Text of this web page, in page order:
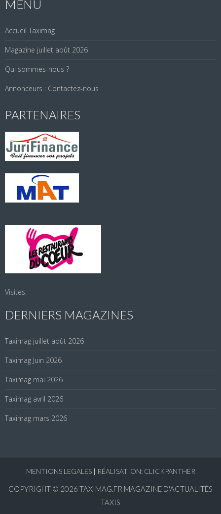
MENU
Accueil Taximag
Magazine juillet août 2026
Qui sommes-nous ?
Annonceurs : Contactez-nous
PARTENAIRES
Visites:
DERNIERS MAGAZINES
Taximag juillet août 2026
Taximag Juin 2026
Taximag mai 2026
Taximag avril 2026
Taximag mars 2026
MENTIONS LEGALES | RÉALISATION: CLICKPANTHER
COPYRIGHT © 2026 TAXIMAG.FR MAGAZINE D'ACTUALITÉS
TAXIS